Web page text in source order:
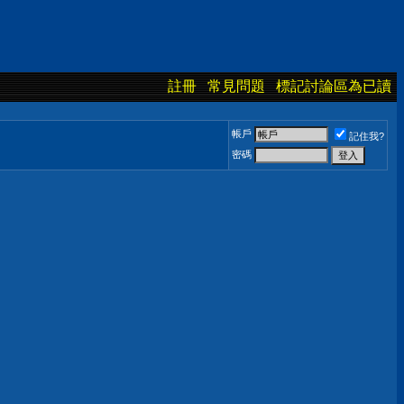
註冊 常見問題 標記討論區為已讀
帳戶
記住我?
密碼